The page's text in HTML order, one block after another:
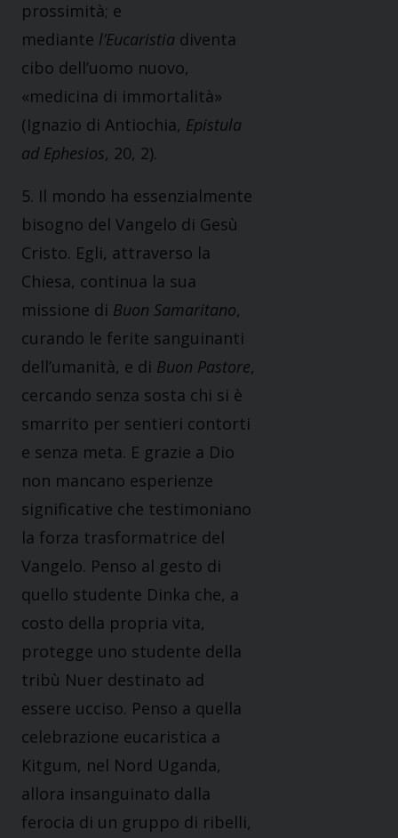
prossimità; e
mediante l’Eucaristia diventa
cibo dell’uomo nuovo,
«medicina di immortalità»
(Ignazio di Antiochia, Epistula
ad Ephesios, 20, 2).
5. Il mondo ha essenzialmente
bisogno del Vangelo di Gesù
Cristo. Egli, attraverso la
Chiesa, continua la sua
missione di Buon Samaritano,
curando le ferite sanguinanti
dell’umanità, e di Buon Pastore,
cercando senza sosta chi si è
smarrito per sentieri contorti
e senza meta. E grazie a Dio
non mancano esperienze
significative che testimoniano
la forza trasformatrice del
Vangelo. Penso al gesto di
quello studente Dinka che, a
costo della propria vita,
protegge uno studente della
tribù Nuer destinato ad
essere ucciso. Penso a quella
celebrazione eucaristica a
Kitgum, nel Nord Uganda,
allora insanguinato dalla
ferocia di un gruppo di ribelli,